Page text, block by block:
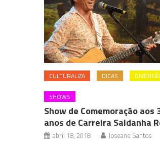
CULTURALIZA DICAS
SHOWS
Show de Comemoração aos
anos de Carreira Saldanha
abril 18, 2018 Joseane Santos